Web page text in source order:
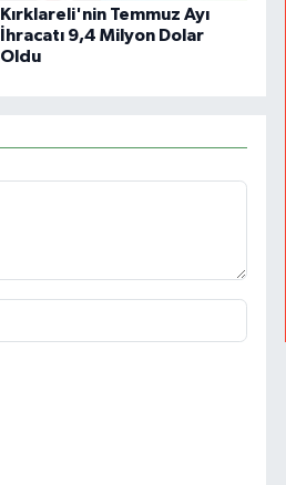
Kırklareli'nin Temmuz Ayı
İhracatı 9,4 Milyon Dolar
Oldu